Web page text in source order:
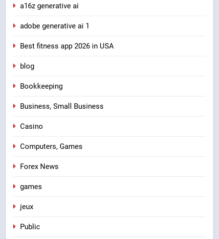
a16z generative ai
adobe generative ai 1
Best fitness app 2026 in USA
blog
Bookkeeping
Business, Small Business
Casino
Computers, Games
Forex News
games
jeux
Public